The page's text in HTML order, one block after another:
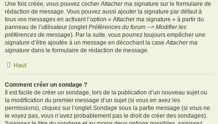
Une fois créée, vous pouvez cocherAttacher ma signature sur le formulaire de
rédaction de message. Vous pouvez aussi ajouter la signature par défaut à
tous vos messages en activant l’option « Attacher ma signature » à partir du
panneau de l’utilisateur (ongletPréférences du forum --> Modifier les
préférences de message). Par la suite, vous pourrez toujours empêcher une
signature d’être ajoutée à un message en décochant la caseAttacher ma
signature dans le formulaire de rédaction de message.
Haut
Comment créer un sondage ?
Il est facile de créer un sondage, lors de la publication d’un nouveau sujet ou
la modification du premier message d’un sujet (si vous en avez les
permissions), cliquez sur l’ongletSondage sous la partie message (si vous ne
le voyez pas, vous n’avez probablement pas le droit de créer des sondages).